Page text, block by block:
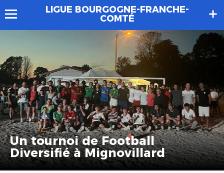
LIGUE BOURGOGNE-FRANCHE-
COMTÉ
Un tournoi de Football
Diversifié à Mignovillard